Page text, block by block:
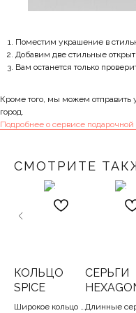
Поместим украшение в
Добавим две стильные
Вам останется только
Кроме того, мы можем отправить
город.
Подробнее о сервисе подарочной
СМОТРИТЕ
КОЛЬЦО
SPICE
Широкое кольцо
СЕРЬГИ
Длинные